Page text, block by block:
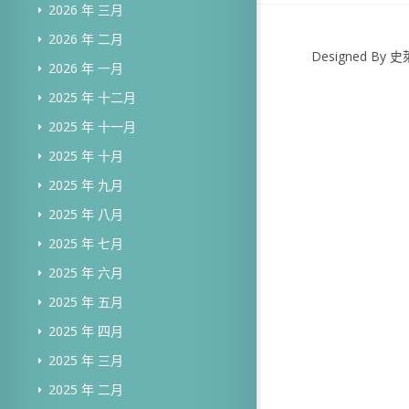
2026 年 三月
2026 年 二月
2026 年 一月
2025 年 十二月
2025 年 十一月
2025 年 十月
2025 年 九月
2025 年 八月
2025 年 七月
2025 年 六月
2025 年 五月
2025 年 四月
2025 年 三月
2025 年 二月
Designed By 史